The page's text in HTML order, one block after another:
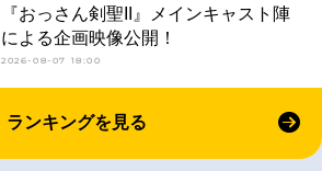
『おっさん剣聖II』メインキャスト陣
による企画映像公開！
2026-08-07 18:00
ランキングを見る